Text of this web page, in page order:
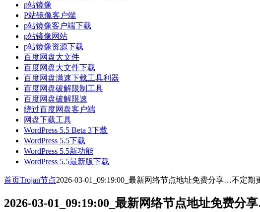
p站镜像
P站镜像客户端
p站镜像客户端下载
p站镜像网站
p站镜像资源下载
百度网盘大文件
百度网盘大文件下载
百度网盘满速下载工具利器
百度网盘破解限制工具
百度网盘破解限速
绕过百度网盘客户端
网盘下载工具
WordPress 5.5 Beta 3下载
WordPress 5.5下载
WordPress 5.5新功能
WordPress 5.5最新版下载
首页Trojan节点2026-03-01_09:19:00_最新网络节点地址免费分享…不定
2026-03-01_09:19:00_最新网络节点地址免费